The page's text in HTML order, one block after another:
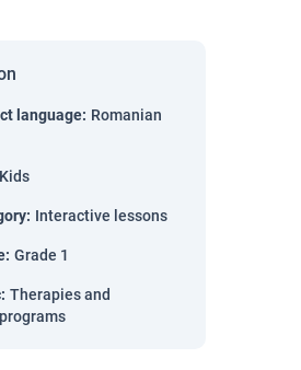
language: Romanian
Kids
: Interactive lessons
: Grade 1
: Therapies and